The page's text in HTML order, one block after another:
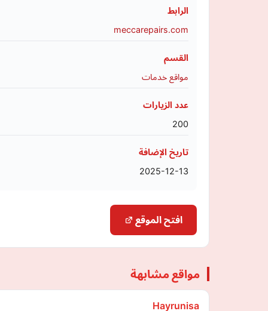
الرابط
meccarepairs.com
القسم
مواقع خدمات
عدد الزيارات
200
تاريخ الإضافة
2025-12-13
افتح الموقع
مواقع مشابهة
Hayrunisa